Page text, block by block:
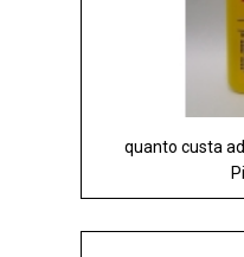
quanto custa